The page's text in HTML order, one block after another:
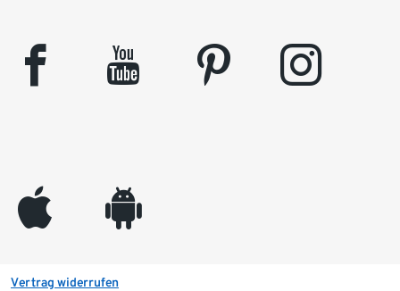
facebook youtube pinterest instagram
appleinc android
Vertrag widerrufen